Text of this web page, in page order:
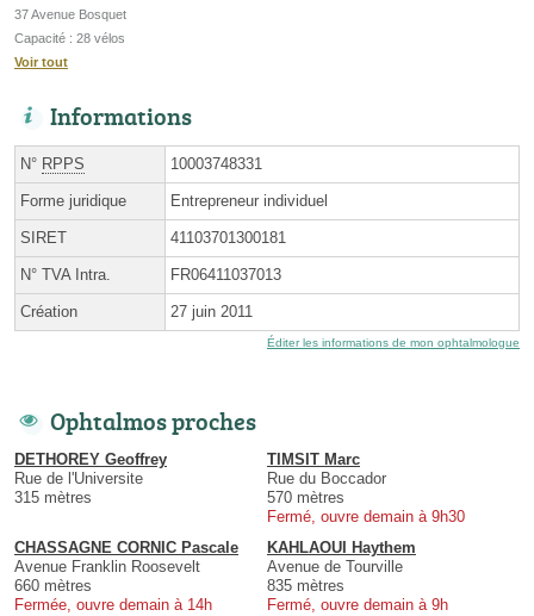
37 Avenue Bosquet
Capacité : 28 vélos
Voir tout
Informations
N° RPPS 10003748331
Forme juridique Entrepreneur individuel
SIRET 41103701300181
N° TVA Intra. FR06411037013
Création 27 juin 2011
Éditer les informations de mon ophtalmologue
Ophtalmos proches
DETHOREY Geoffrey
Rue de l'Universite
315 mètres
TIMSIT Marc
Rue du Boccador
570 mètres
Fermé, ouvre demain à 9h30
CHASSAGNE CORNIC Pascale
Avenue Franklin Roosevelt
660 mètres
Fermée, ouvre demain à 14h
KAHLAOUI Haythem
Avenue de Tourville
835 mètres
Fermé, ouvre demain à 9h